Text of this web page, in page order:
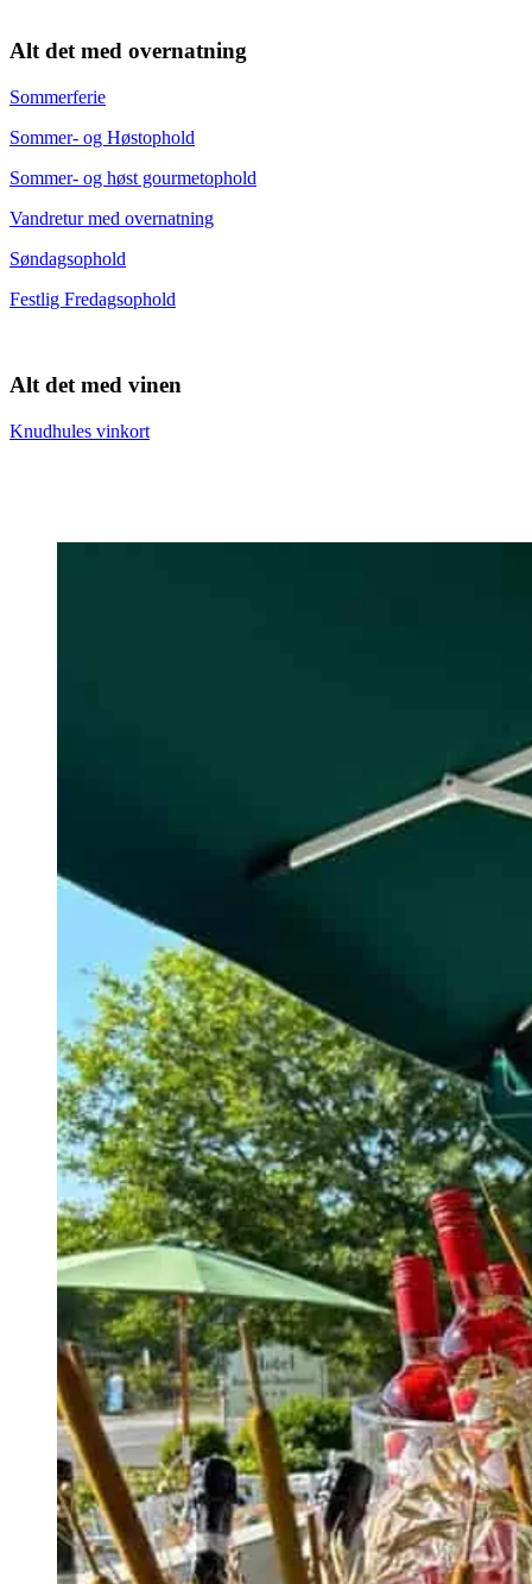
Alt det med overnatning
Sommerferie
Sommer- og Høstophold
Sommer- og høst gourmetophold
Vandretur med overnatning
Søndagsophold
Festlig Fredagsophold
Alt det med vinen
Knudhules vinkort